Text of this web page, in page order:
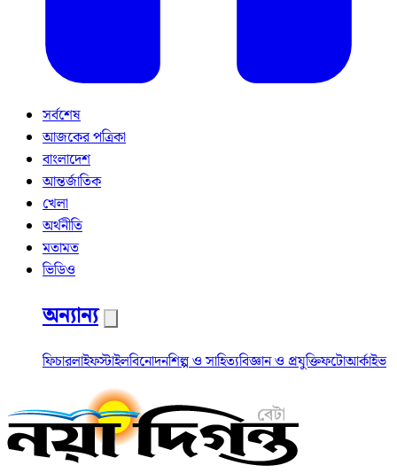
সর্বশেষ
আজকের পত্রিকা
বাংলাদেশ
আন্তর্জাতিক
খেলা
অর্থনীতি
মতামত
ভিডিও
অন্যান্য
ফিচারলাইফস্টাইলবিনোদনশিল্প ও সাহিত্যবিজ্ঞান ও প্রযুক্তিফটোআর্কাইভ